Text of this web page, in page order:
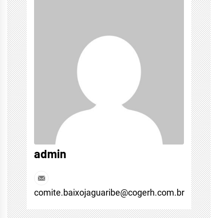
admin
comite.baixojaguaribe@cogerh.com.br